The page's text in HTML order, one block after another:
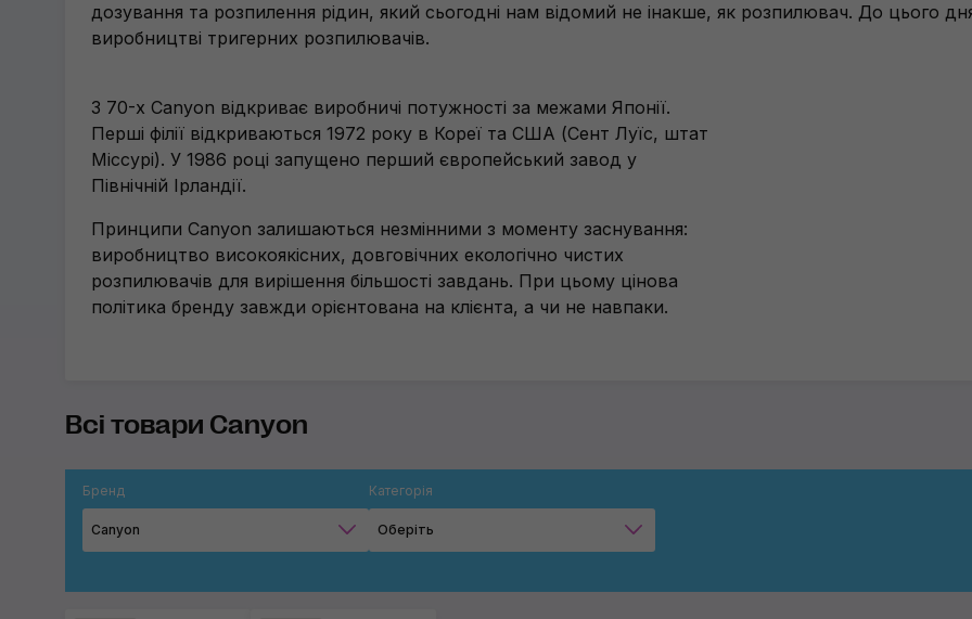
дозування та розпилення рідин, який сьогодні нам відомий не інакше, як розпилювач. До цього
виробництві тригерних розпилювачів.
З 70-х Canyon відкриває виробничі потужності за межами Японії.
Перші філії відкриваються 1972 року в Кореї та США (Сент Луїс, штат
Міссурі). У 1986 році запущено перший європейський завод у
Північній Ірландії.
Принципи Canyon залишаються незмінними з моменту заснування:
виробництво високоякісних, довговічних екологічно чистих
розпилювачів для вирішення більшості завдань. При цьому цінова
політика бренду завжди орієнтована на клієнта, а чи не навпаки.
Всі товари Canyon
Бренд
Canyon
Категорія
Оберіть